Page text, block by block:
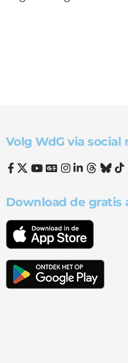
Volg WdG via social
Download de gratis